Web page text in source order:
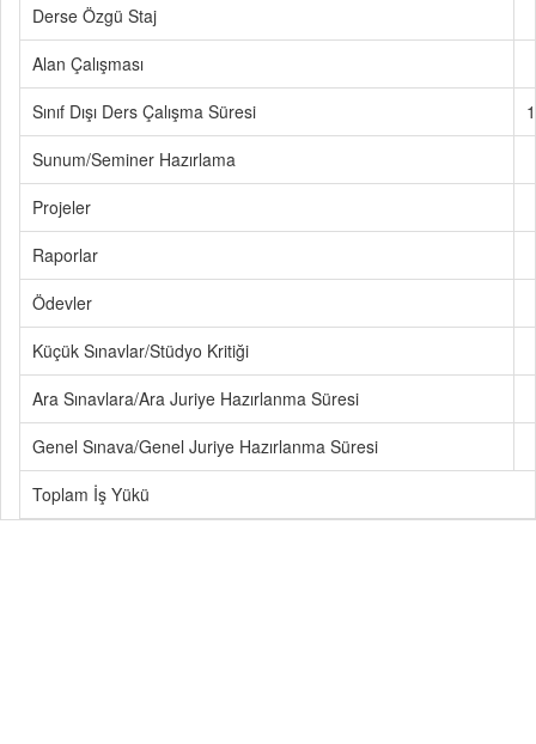
Derse Özgü Staj
Alan Çalışması
Sınıf Dışı Ders Çalışma Süresi
Sunum/Seminer Hazırlama
Projeler
Raporlar
Ödevler
Küçük Sınavlar/Stüdyo Kritiği
Ara Sınavlara/Ara Juriye Hazırlanma Süresi
Genel Sınava/Genel Juriye Hazırlanma Süresi
Toplam İş Yükü